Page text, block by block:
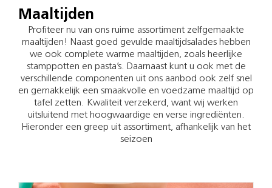
Maaltijden
Profiteer nu van ons ruime assortiment zelfgemaakte
maaltijden! Naast goed gevulde maaltijdsalades hebben
we ook complete warme maaltijden, zoals heerlijke
stamppotten en pasta’s. Daarnaast kunt u ook met de
verschillende componenten uit ons aanbod ook zelf snel
en gemakkelijk een smaakvolle en voedzame maaltijd op
tafel zetten. Kwaliteit verzekerd, want wij werken
uitsluitend met hoogwaardige en verse ingrediënten.
Hieronder een greep uit assortiment, afhankelijk van het
seizoen